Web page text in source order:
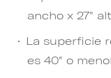
ancho x 27"
La superficie
es 40" o